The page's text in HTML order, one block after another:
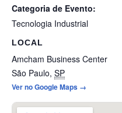
Categoria de Evento:
Tecnologia Industrial
LOCAL
Amcham Business Center
São Paulo, SP
Ver no Google Maps →